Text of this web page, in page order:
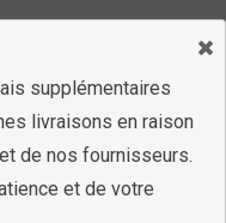
supplémentaires
livraisons en raison
de nos fournisseurs.
et de votre